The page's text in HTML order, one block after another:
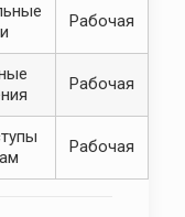
Рабочая
Рабочая
Рабочая